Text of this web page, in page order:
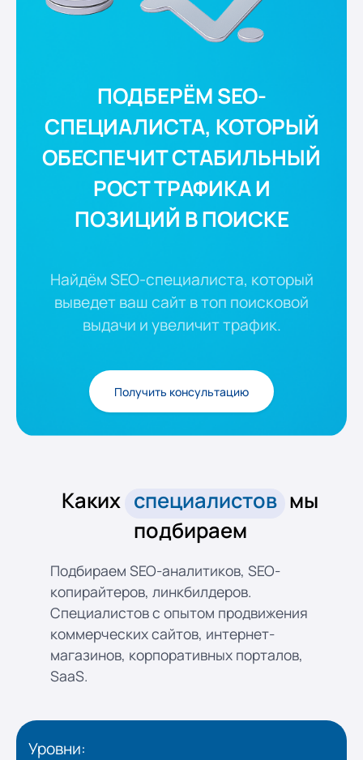
ПОДБЕРЁМ SEO-
СПЕЦИАЛИСТА, КОТОРЫЙ
ОБЕСПЕЧИТ СТАБИЛЬНЫЙ
РОСТ ТРАФИКА И
ПОЗИЦИЙ В ПОИСКЕ
Найдём SEO-специалиста, который
выведет ваш сайт в топ поисковой
выдачи и увеличит трафик.
Получить консультацию
Каких специалистов мы
подбираем
Подбираем SEO-аналитиков, SEO-
копирайтеров, линкбилдеров.
Специалистов с опытом продвижения
коммерческих сайтов, интернет-
магазинов, корпоративных порталов,
SaaS.
Уровни: